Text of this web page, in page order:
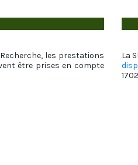
les prestations
être prises en compte
La